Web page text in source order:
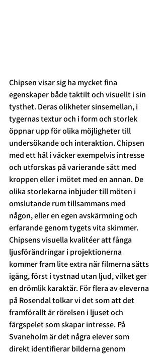
Chipsen visar sig ha mycket fina
egenskaper både taktilt och visuellt i sin
tysthet. Deras olikheter sinsemellan, i
tygernas textur och i form och storlek
öppnar upp för olika möjligheter till
undersökande och interaktion. Chipsen
med ett hål i väcker exempelvis intresse
och utforskas på varierande sätt med
kroppen eller i mötet med en annan. De
olika storlekarna inbjuder till möten i
omslutande rum tillsammans med
någon, eller en egen avskärmning och
erfarande genom tygets vita skimmer.
Chipsens visuella kvalitéer att fånga
ljusförändringar i projektionerna
kommer fram lite extra när filmerna sätts
igång, först i tystnad utan ljud, vilket ger
en drömlik karaktär. För flera av eleverna
på Rosendal tolkar vi det som att det
framförallt är rörelsen i ljuset och
färgspelet som skapar intresse. På
Svaneholm är det några elever som
direkt identifierar bilderna genom